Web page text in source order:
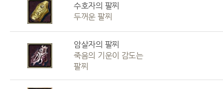
수호자의 팔찌
두꺼운 팔찌
암살자의 팔찌
죽음의 기운이 감도는
팔찌